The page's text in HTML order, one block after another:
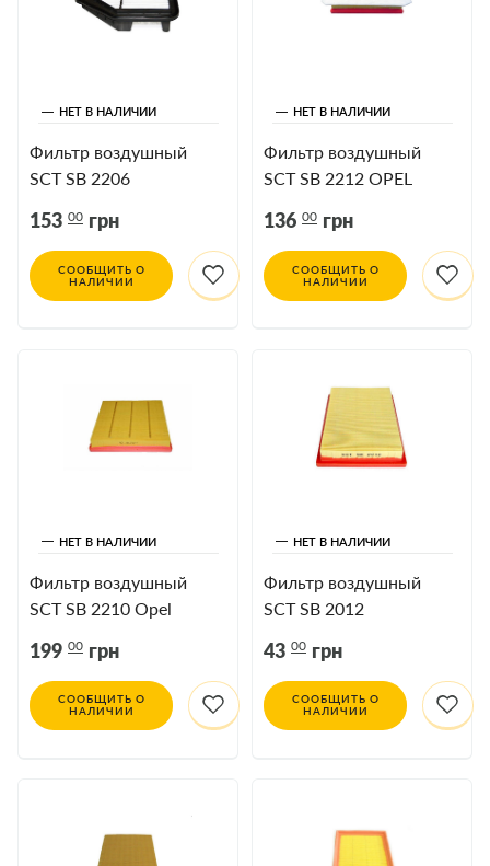
НЕТ В НАЛИЧИИ
Фильтр воздушный
SCT SB 2206
Captiva(20)
153 00 грн
СООБЩИТЬ О
НАЛИЧИИ
НЕТ В НАЛИЧИИ
Фильтр воздушный
SCT SB 2212 OPEL
136 00 грн
СООБЩИТЬ О
НАЛИЧИИ
НЕТ В НАЛИЧИИ
Фильтр воздушный
SCT SB 2210 Opel
199 00 грн
СООБЩИТЬ О
НАЛИЧИИ
НЕТ В НАЛИЧИИ
Фильтр воздушный
SCT SB 2012
43 00 грн
СООБЩИТЬ О
НАЛИЧИИ